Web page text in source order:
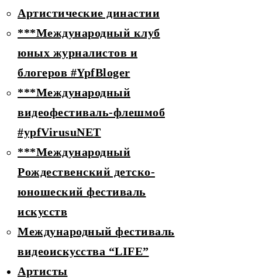
Артистические династии
***Международный клуб
юных журналистов и
блогеров #YpfBloger
***Международный
видеофестиваль-флешмоб
#ypfVirusuNET
***Международный
Рождественский детско-
юношеский фестиваль
искусств
Международный фестиваль
видеоискусства “LIFE”
Артисты